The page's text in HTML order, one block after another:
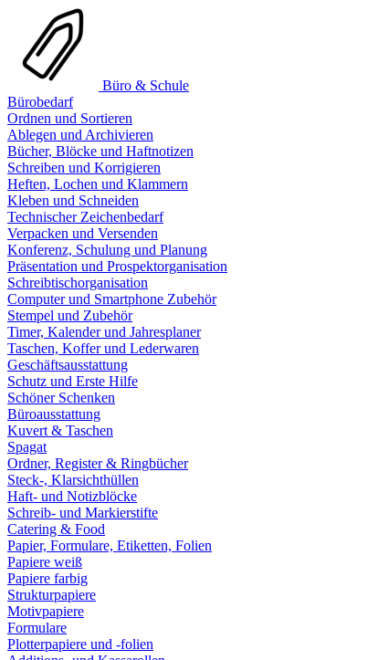
Büro & Schule
Bürobedarf
Ordnen und Sortieren
Ablegen und Archivieren
Bücher, Blöcke und Haftnotizen
Schreiben und Korrigieren
Heften, Lochen und Klammern
Kleben und Schneiden
Technischer Zeichenbedarf
Verpacken und Versenden
Konferenz, Schulung und Planung
Präsentation und Prospektorganisation
Schreibtischorganisation
Computer und Smartphone Zubehör
Stempel und Zubehör
Timer, Kalender und Jahresplaner
Taschen, Koffer und Lederwaren
Geschäftsausstattung
Schutz und Erste Hilfe
Schöner Schenken
Büroausstattung
Kuvert & Taschen
Spagat
Ordner, Register & Ringbücher
Steck-, Klarsichthüllen
Haft- und Notizblöcke
Schreib- und Markierstifte
Catering & Food
Papier, Formulare, Etiketten, Folien
Papiere weiß
Papiere farbig
Strukturpapiere
Motivpapiere
Formulare
Plotterpapiere und -folien